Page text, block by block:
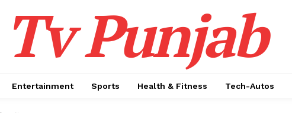
Punjab
Entertainment Sports Health & Fitness Tech-Autos